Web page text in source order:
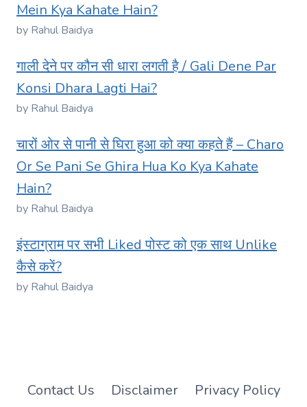
Mein Kya Kahate Hain?
by Rahul Baidya
गाली देने पर कौन सी धारा लगती है / Gali Dene Par
Konsi Dhara Lagti Hai?
by Rahul Baidya
चारों ओर से पानी से घिरा हुआ को क्या कहते हैं – Charo
Or Se Pani Se Ghira Hua Ko Kya Kahate
Hain?
by Rahul Baidya
इंस्टाग्राम पर सभी Liked पोस्ट को एक साथ Unlike
कैसे करें?
by Rahul Baidya
Contact Us Disclaimer Privacy Policy